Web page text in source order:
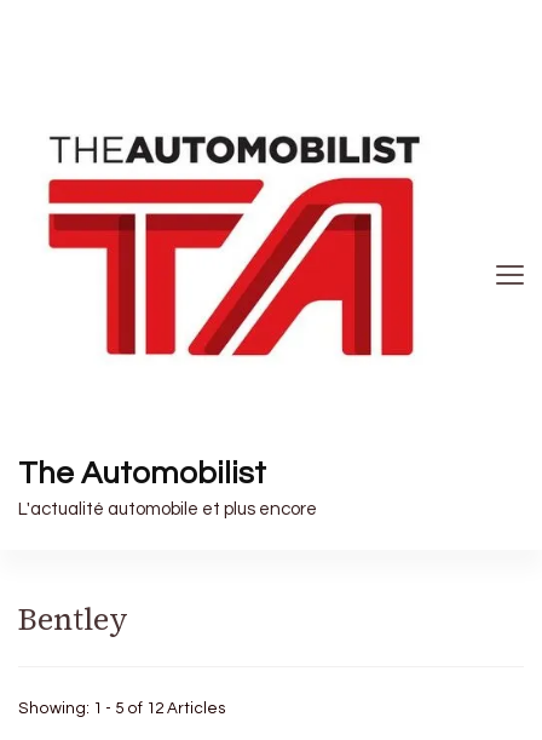
The Automobilist
L'actualité automobile et plus encore
Bentley
Showing: 1 - 5 of 12 Articles